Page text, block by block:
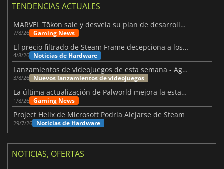
TENDENCIAS ACTUALES
MARVEL Tōkon sale y desvela su plan de desarrollo para el primer año
7/8/26 Gaming News
El precio filtrado de Steam Frame decepciona a los usuarios
4/8/26 Noticias de Hardware
Lanzamientos de videojuegos de esta semana - Agosto de 2026 (semana 32)
3/8/26 Nuevos lanzamientos de videojuegos
La última actualización de Palworld mejora la estabilidad
1/8/26 Gaming News
Project Helix de Microsoft Podría Alejarse de Steam
29/7/26 Noticias de Hardware
NOTICIAS, OFERTAS